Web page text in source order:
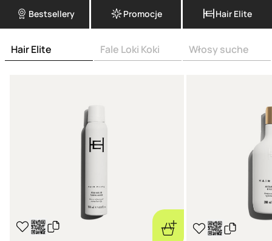
Bestsellery Promocje Hair Elite
Hair Elite Fale Loki Koki Włosy suche